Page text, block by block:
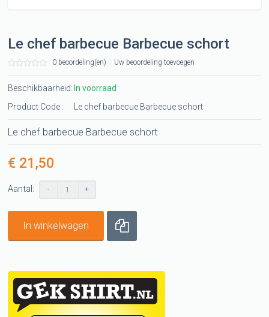
Le chef barbecue Barbecue schort
0 beoordeling(en) Uw beoordeling toevoegen
Beschikbaarheid: In voorraad
Product Code :
Le chef barbecue Barbecue schort
Le chef barbecue Barbecue schort
€ 21,50
Aantal: - +
In winkelwagen